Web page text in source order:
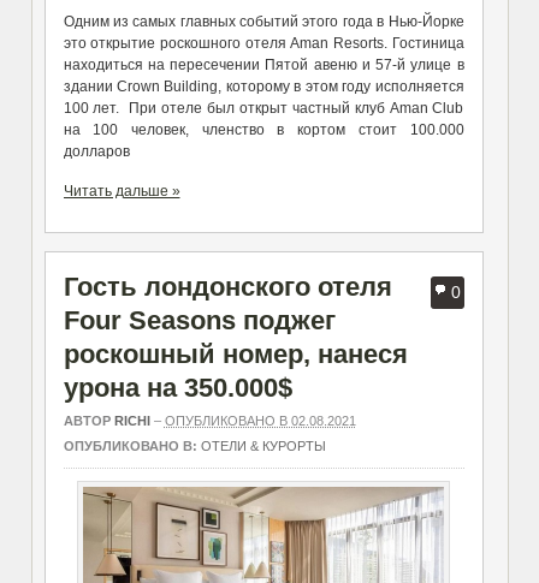
Одним из самых главных событий этого года в Нью-Йорке
это открытие роскошного отеля Aman Resorts. Гостиница
находиться на пересечении Пятой авеню и 57-й улице в
здании Crown Building, которому в этом году исполняется
100 лет. При отеле был открыт частный клуб Aman Club
на 100 человек, членство в кортом стоит 100.000
долларов
Читать дальше »
0
Гость лондонского отеля
Four Seasons поджег
роскошный номер, нанеся
урона на 350.000$
АВТОР RICHI – ОПУБЛИКОВАНО В 02.08.2021
ОПУБЛИКОВАНО В: ОТЕЛИ & КУРОРТЫ